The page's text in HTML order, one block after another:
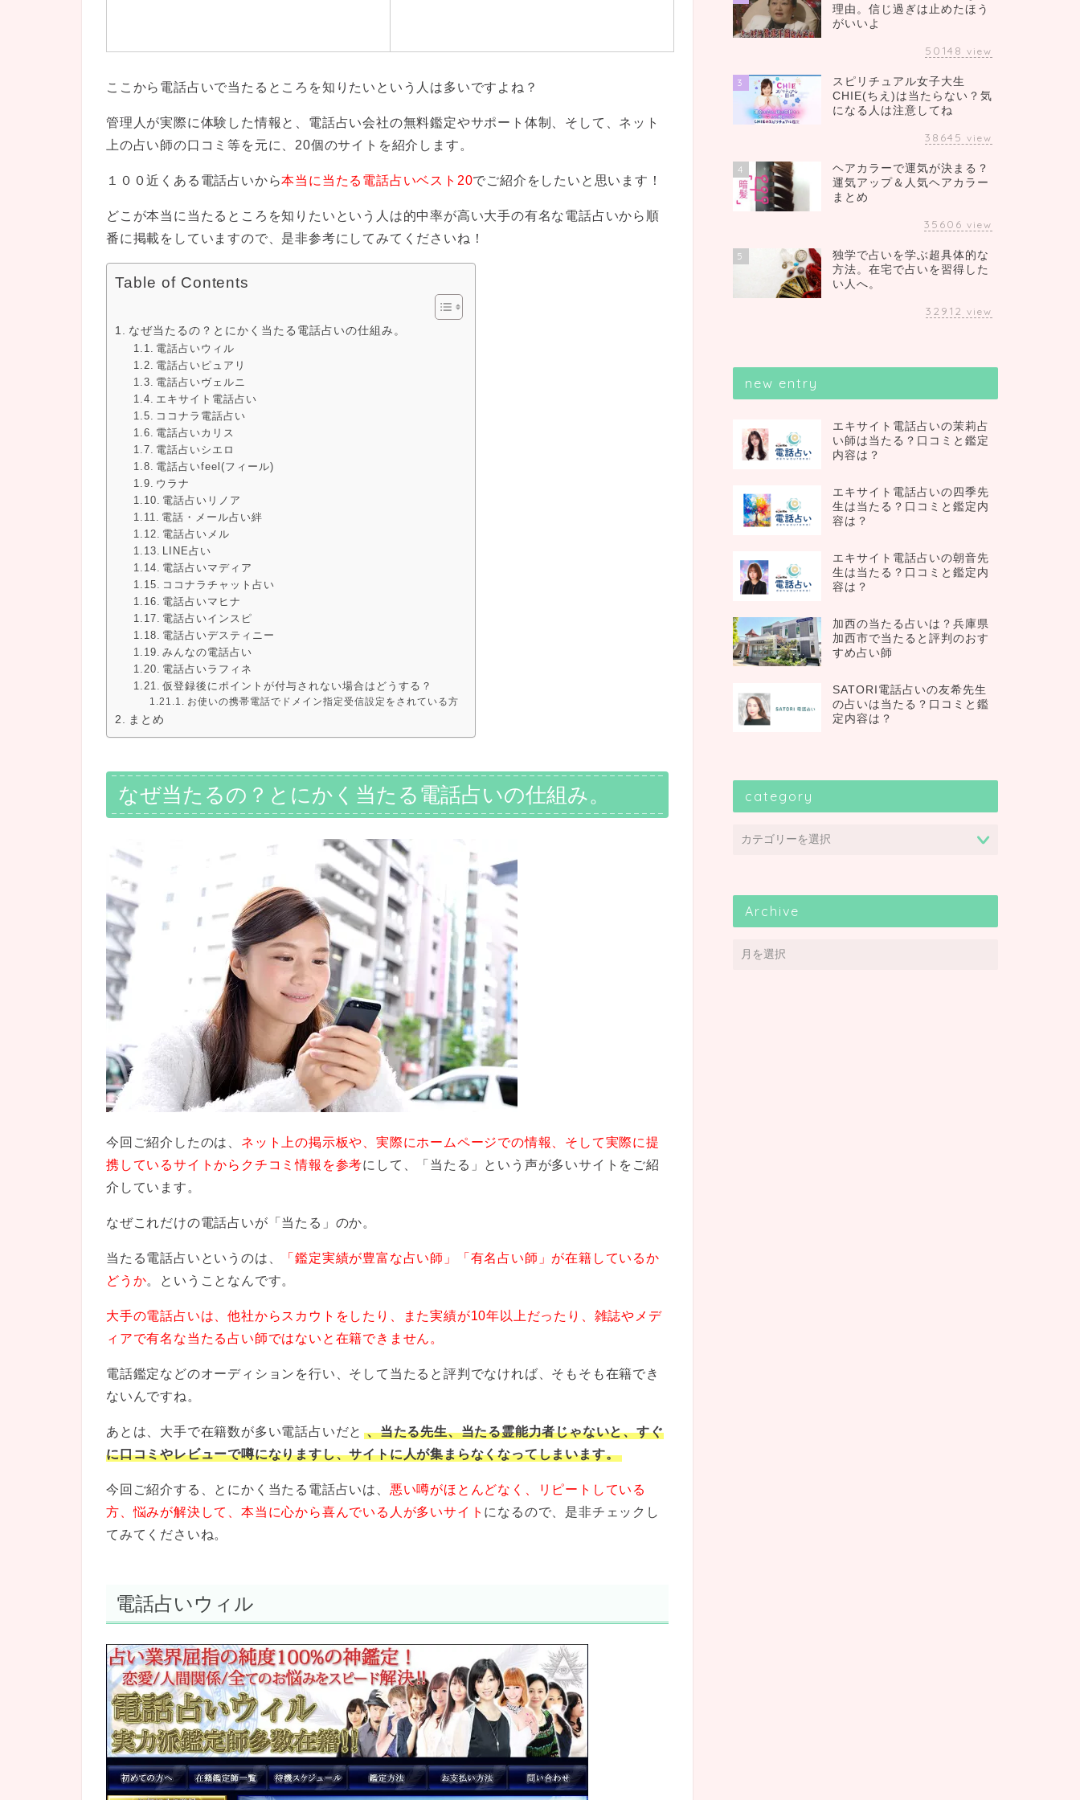
ここから電話占いで当たるところを知りたいという人は多いですよね？
管理人が実際に体験した情報と、電話占い会社の無料鑑定やサポート体制、そして、ネット
上の占い師の口コミ等を元に、20個のサイトを紹介します。
１００近くある電話占いから本当に当たる電話占いベスト20でご紹介をしたいと思います！
どこが本当に当たるところを知りたいという人は的中率が高い大手の有名な電話占いから順
番に掲載をしていますので、是非参考にしてみてくださいね！
Table of Contents
なぜ当たるの？とにかく当たる電話占いの仕組み。
電話占いウィル
電話占いピュアリ
電話占いヴェルニ
エキサイト電話占い
ココナラ電話占い
電話占いカリス
電話占いシエロ
電話占いfeel(フィール)
ウラナ
電話占いリノア
電話・メール占い絆
電話占いメル
LINE占い
電話占いマディア
ココナラチャット占い
電話占いマヒナ
電話占いインスピ
電話占いデスティニー
みんなの電話占い
電話占いラフィネ
仮登録後にポイントが付与されない場合はどうする？
お使いの携帯電話でドメイン指定受信設定をされている方
まとめ
なぜ当たるの？とにかく当たる電話占いの仕組み。
今回ご紹介したのは、 ネット上の掲示板や、実際にホームページでの情報、そして実際に提
携しているサイトからクチコミ情報を参考にして、「当たる」という声が多いサイトをご紹
介しています。
なぜこれだけの電話占いが「当たる」のか。
当たる電話占いというのは、
「鑑定実績が豊富な占い師」「有名占い師」が在籍しているか
どうか。ということなんです。
大手の電話占いは、他社からスカウトをしたり、また実績が10年以上だったり、雑誌やメデ
ィアで有名な当たる占い師ではないと在籍できません。
電話鑑定などのオーディションを行い、そして当たると評判でなければ、そもそも在籍でき
ないんですね。
あとは、大手で在籍数が多い電話占いだと 、当たる先生、当たる霊能力者じゃないと、すぐ
に口コミやレビューで噂になりますし、サイトに人が集まらなくなってしまいます。
今回ご紹介する、とにかく当たる電話占いは、 悪い噂がほとんどなく、リピートしている
方、悩みが解決して、本当に心から喜んでいる人が多いサイト になるので、是非チェックし
てみてくださいね。
電話占いウィル
理由。信じ過ぎは止めたほう
がいいよ
50148 view
3
スピリチュアル女子大生
CHIE(ちえ)は当たらない？気
になる人は注意してね
38645 view
4
ヘアカラーで運気が決まる？
運気アップ＆人気ヘアカラー
まとめ
35606 view
5
独学で占いを学ぶ超具体的な
方法。在宅で占いを習得した
い人へ。
32912 view
new entry
エキサイト電話占いの茉莉占
い師は当たる？口コミと鑑定
内容は？
エキサイト電話占いの四季先
生は当たる？口コミと鑑定内
容は？
エキサイト電話占いの朝音先
生は当たる？口コミと鑑定内
容は？
加西の当たる占いは？兵庫県
加西市で当たると評判のおす
すめ占い師
SATORI電話占いの友希先生
の占いは当たる？口コミと鑑
定内容は？
category
Archive